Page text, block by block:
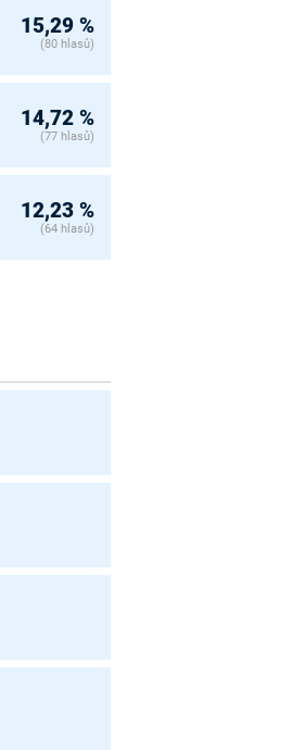
15,29 %
(80 hlasů)
14,72 %
(77 hlasů)
12,23 %
(64 hlasů)